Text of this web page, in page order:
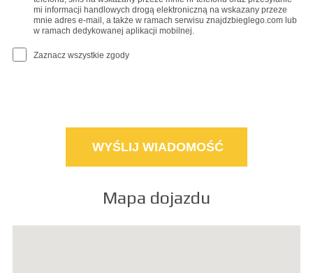
mi informacji handlowych drogą elektroniczną na wskazany przeze
mnie adres e-mail, a także w ramach serwisu znajdzbieglego.com lub
w ramach dedykowanej aplikacji mobilnej.
Zaznacz wszystkie zgody
Mapa dojazdu